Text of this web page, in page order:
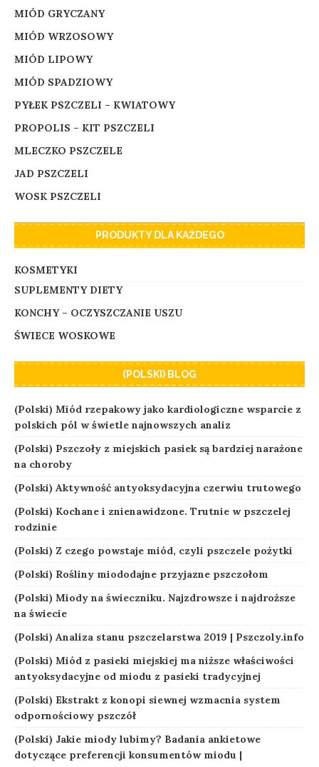
MIÓD GRYCZANY
MIÓD WRZOSOWY
MIÓD LIPOWY
MIÓD SPADZIOWY
PYŁEK PSZCZELI – KWIATOWY
PROPOLIS – KIT PSZCZELI
MLECZKO PSZCZELE
JAD PSZCZELI
WOSK PSZCZELI
PRODUKTY DLA KAŻDEGO
KOSMETYKI
SUPLEMENTY DIETY
KONCHY – OCZYSZCZANIE USZU
ŚWIECE WOSKOWE
(POLSKI) BLOG
(Polski) Miód rzepakowy jako kardiologiczne wsparcie z
polskich pól w świetle najnowszych analiz
(Polski) Pszczoły z miejskich pasiek są bardziej narażone
na choroby
(Polski) Aktywność antyoksydacyjna czerwiu trutowego
(Polski) Kochane i znienawidzone. Trutnie w pszczelej
rodzinie
(Polski) Z czego powstaje miód, czyli pszczele pożytki
(Polski) Rośliny miododajne przyjazne pszczołom
(Polski) Miody na świeczniku. Najzdrowsze i najdroższe
na świecie
(Polski) Analiza stanu pszczelarstwa 2019 | Pszczoly.info
(Polski) Miód z pasieki miejskiej ma niższe właściwości
antyoksydacyjne od miodu z pasieki tradycyjnej
(Polski) Ekstrakt z konopi siewnej wzmacnia system
odpornościowy pszczół
(Polski) Jakie miody lubimy? Badania ankietowe
dotyczące preferencji konsumentów miodu |